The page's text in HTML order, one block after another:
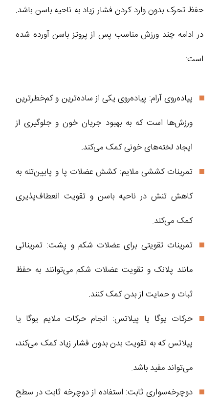
حفظ تحرک بدون وارد کردن فشار زیاد به ناحیه باسن باشد.
در ادامه چند ورزش مناسب پس از پروتز باسن آورده شده
است:
پیاده‌روی آرام: پیاده‌روی یکی از ساده‌ترین و کم‌خطرترین
ورزش‌ها است که به بهبود جریان خون و جلوگیری از
ایجاد لخته‌های خونی کمک می‌کند.
تمرینات کششی ملایم: کشش عضلات پا و پایین‌تنه به
کاهش تنش در ناحیه باسن و تقویت انعطاف‌پذیری
کمک می‌کند.
تمرینات تقویتی برای عضلات شکم و پشت: تمریناتی
مانند پلانک و تقویت عضلات شکم می‌توانند به حفظ
ثبات و حمایت از بدن کمک کنند.
حرکات یوگا یا پیلاتس: انجام حرکات ملایم یوگا یا
پیلاتس که به تقویت بدن بدون فشار زیاد کمک می‌کند،
می‌تواند مفید باشد.
دوچرخه‌سواری ثابت: استفاده از دوچرخه ثابت در سطح